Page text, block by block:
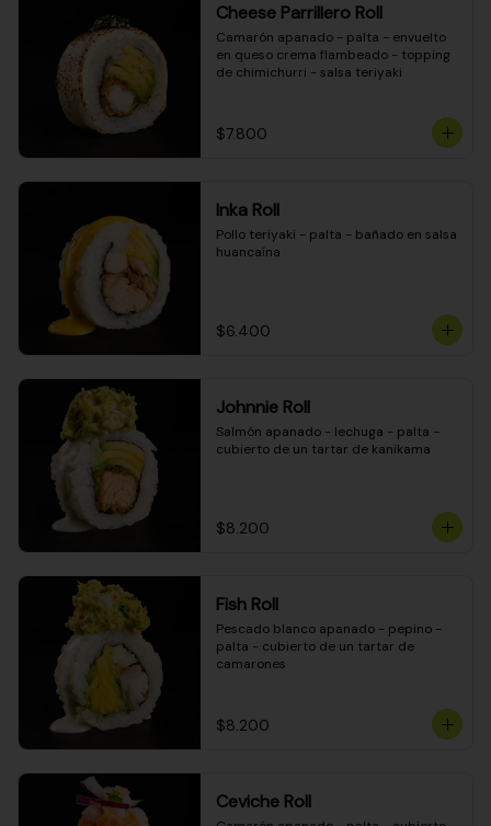
Cheese Parrillero Roll
Camarón apanado - palta - envuelto
en queso crema flambeado - topping
de chimichurri - salsa teriyaki
$7.800
Inka Roll
Pollo teriyaki - palta - bañado en salsa
huancaína
$6.400
Johnnie Roll
Salmón apanado - lechuga - palta -
cubierto de un tartar de kanikama
$8.200
Fish Roll
Pescado blanco apanado - pepino -
palta - cubierto de un tartar de
camarones
$8.200
Ceviche Roll